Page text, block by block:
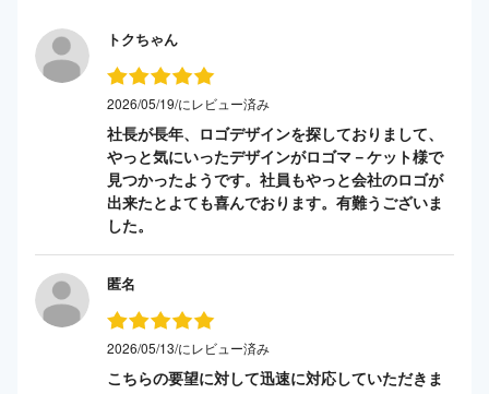
トクちゃん
2026/05/19/にレビュー済み
社長が長年、ロゴデザインを探しておりまして、
やっと気にいったデザインがロゴマ－ケット様で
見つかったようです。社員もやっと会社のロゴが
出来たとよても喜んでおります。有難うございま
した。
匿名
2026/05/13/にレビュー済み
こちらの要望に対して迅速に対応していただきま